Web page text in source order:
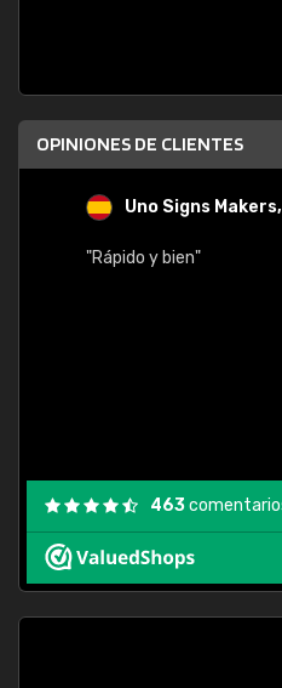
OPINIONES DE CLIENTES
Uno Signs
"Rápido y bien"
463